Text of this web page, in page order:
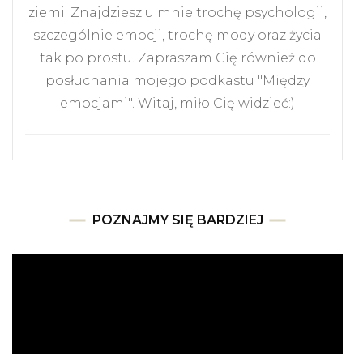
ziemi. Znajdziesz u mnie trochę psychologii,
szczególnie emocji, trochę mody oraz życia
tak po prostu. Zapraszam Cię również do
posłuchania mojego podkastu "Między
emocjami". Witaj, miło Cię widzieć:)
POZNAJMY SIĘ BARDZIEJ